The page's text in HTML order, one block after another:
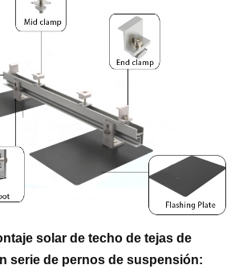
solar de techo de tejas de
serie de pernos de suspensión: